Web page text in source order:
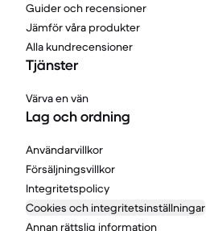
Guider och recensioner
Jämför våra produkter
Alla kundrecensioner
Tjänster
Värva en vän
Lag och ordning
Användarvillkor
Försäljningsvillkor
Integritetspolicy
Cookies och integritetsinställningar
Annan rättslig information